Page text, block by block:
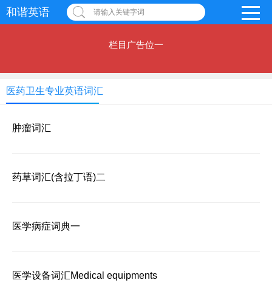
和谐英语 请输入关键字词
栏目广告位一
医药卫生专业英语词汇
肿瘤词汇
药草词汇(含拉丁语)二
医学病症词典一
医学设备词汇Medical equipments